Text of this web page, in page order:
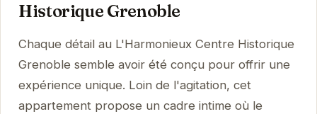
Historique Grenoble
Chaque détail au L'Harmonieux Centre Historique
Grenoble semble avoir été conçu pour offrir une
expérience unique. Loin de l'agitation, cet
appartement propose un cadre intime où le